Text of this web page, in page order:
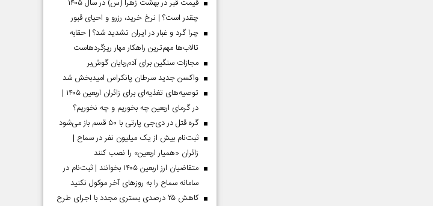
قیمت قبر در بهشت زهرا (س) در سال ۱۴۰۵
چقدر است؟ | نرخ خرید، رزرو و احیای قبور
چرا گرد و غبار در ایران تشدید شد؟ | حقابه
تالاب‌ها مهم‌ترین راهکار مهار ریزگردهاست
مجازات سنگین برای آدم‌ربایان گوش‌بر
واکسن جدید سرطان پانکراس امیدبخش شد
توصیه‌های تغذیه‌ای برای زائران اربعین ۱۴۰۵ |
در گرمای اربعین چه بخوریم و چه نخوریم؟
گره قتل در دی‌جی پارتی با ۵۰ قسم باز می‌شود
ثبت‌نام بیش از یک میلیون نفر در سماح |
زائران «همیار اربعین» را نصب کنند
متقاضیان ارز اربعین ۱۴۰۵ بخوانند | ثبت‌نام در
سامانه سماح را به روز‌های آخر موکول نکنید
کاهش ۲۵ درصدی بستری مجدد با اجرای طرح